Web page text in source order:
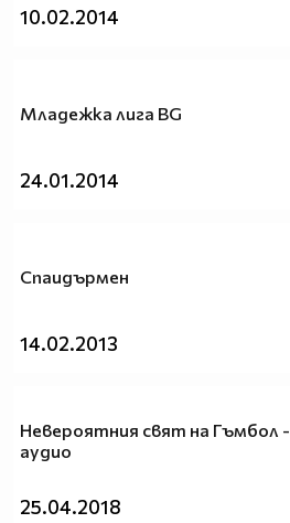
10.02.2014
Младежка лига BG
24.01.2014
Спаидърмен
14.02.2013
Невероятния свят на Гъмбол -
аудио
25.04.2018